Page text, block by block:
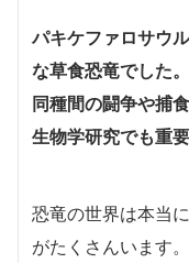
パキケファロサウ
な草食恐竜でした
同種間の闘争や捕
生物学研究でも重
恐竜の世界は本当
がたくさんいます。